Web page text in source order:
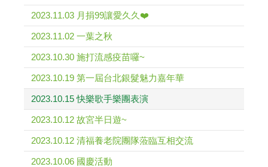
2023.11.03 月捐99讓愛久久❤️
2023.11.02 一葉之秋
2023.10.30 施打流感疫苗囉~
2023.10.19 第一屆台北銀髮魅力嘉年華
2023.10.15 快樂歌手樂團表演
2023.10.12 故宮半日遊~
2023.10.12 清福養老院團隊蒞臨互相交流
2023.10.06 國慶活動